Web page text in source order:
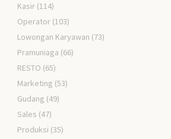
Kasir (114)
Operator (103)
Lowongan Karyawan (73)
Pramuniaga (66)
RESTO (65)
Marketing (53)
Gudang (49)
Sales (47)
Produksi (35)